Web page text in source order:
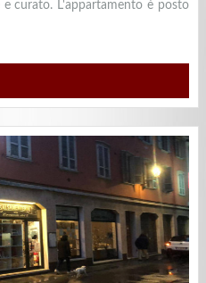
e curato. L'appartamento è posto